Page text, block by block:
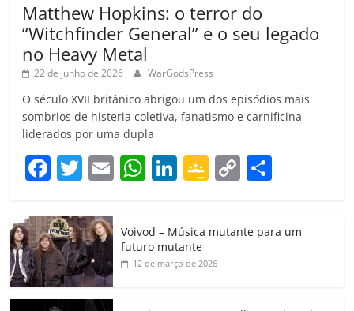
Matthew Hopkins: o terror do
“Witchfinder General” e o seu legado
no Heavy Metal
22 de junho de 2026 WarGodsPress
O século XVII britânico abrigou um dos episódios mais
sombrios de histeria coletiva, fanatismo e carnificina
liderados por uma dupla
F
c
e
b
o
T
itt
er
E
ai
W
at
s
A
Li
k
e
dI
G
gl
e
C
y p
Voivod – Música mutante para um
futuro mutante
12 de março de 2026